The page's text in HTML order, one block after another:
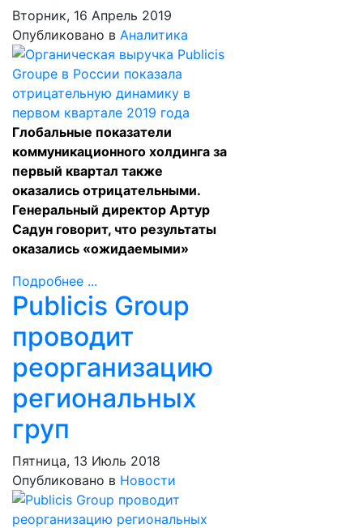
Вторник, 16 Апрель 2019
Опубликовано в Аналитика
Глобальные показатели
коммуникационного холдинга за
первый квартал также
оказались отрицательными.
Генеральный директор Артур
Садун говорит, что результаты
оказались «ожидаемыми»
Подробнее ...
Publicis Group
проводит
реорганизацию
региональных
груп
Пятница, 13 Июль 2018
Опубликовано в Новости